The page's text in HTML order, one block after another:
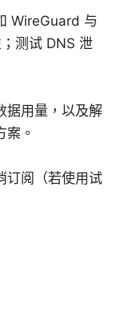
WireGuard 与
测试 DNS 泄
据用量，以及解
。
订阅（若使用试